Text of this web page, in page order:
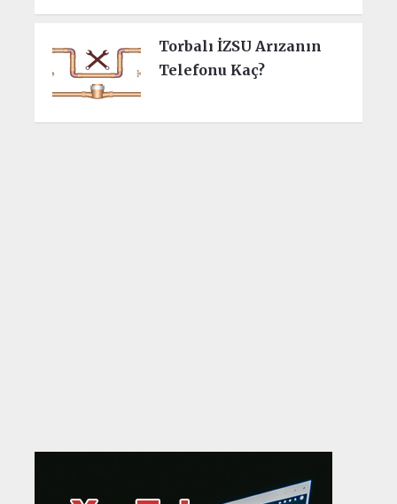
Torbalı İZSU Arızanın
Telefonu Kaç?